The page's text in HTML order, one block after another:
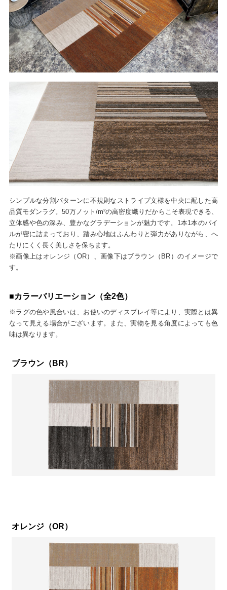
シンプルな分割パターンに不規則なストライプ文様を中央に配した高
品質モダンラグ。50万ノット/m²の高密度織りだからこそ表現できる、
立体感や色の深み、豊かなグラデーションが魅力です。1本1本のパイ
ルが密に詰まっており、踏み心地はふんわりと弾力がありながら、へ
たりにくく長く美しさを保ちます。
※画像上はオレンジ（OR）、画像下はブラウン（BR）のイメージで
す。
■カラーバリエーション（全2色）
※ラグの色や風合いは、お使いのディスプレイ等により、実際とは異
なって見える場合がございます。また、実物を見る角度によっても色
味は異なります。
ブラウン（BR）
オレンジ（OR）